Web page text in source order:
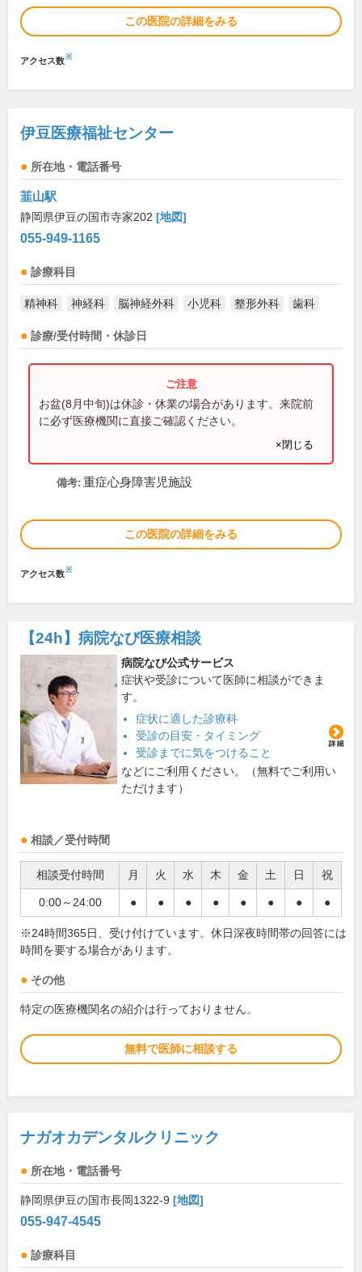
この医院の詳細をみる
アクセス数※
伊豆医療福祉センター
所在地・電話番号
韮山駅
静岡県伊豆の国市寺家202 [地図]
055-949-1165
診療科目
精神科 神経科 脳神経外科 小児科 整形外科 歯科
診療/受付時間・休診日
お盆(8月中旬)は休診・休業の場合があります。来院前
に必ず医療機関に直接ご確認ください。
×閉じる
備考: 重症心身障害児施設
この医院の詳細をみる
アクセス数※
【24h】 病院なび医療相談
病院なび公式サービス
症状や受診について医師に相談ができま
す。
症状に適した診療科
受診の目安・タイミング
受診までに気をつけること
などにご利用ください。（無料でご利用い
ただけます）
相談／受付時間
相談受付時間 月 火 水 木 金 土 日 祝
0:00～24:00 ● ● ● ● ● ● ● ●
※24時間365日、受け付けています。休日深夜時間帯の回答には
時間を要する場合があります。
その他
特定の医療機関名の紹介は行っておりません。
無料で医師に相談する
ナガオカデンタルクリニック
所在地・電話番号
静岡県伊豆の国市長岡1322-9 [地図]
055-947-4545
診療科目